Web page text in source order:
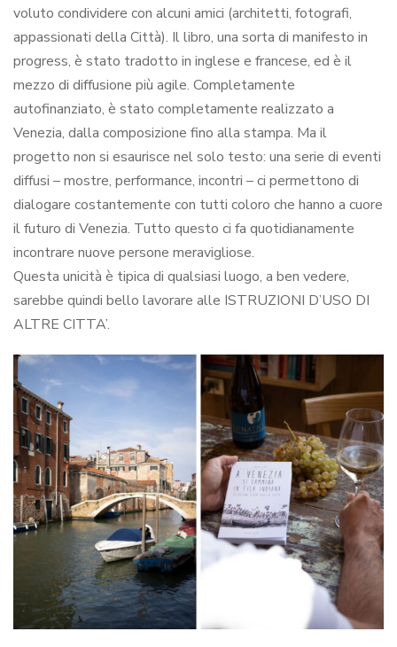
voluto condividere con alcuni amici (architetti, fotografi,
appassionati della Città). Il libro, una sorta di manifesto in
progress, è stato tradotto in inglese e francese, ed è il
mezzo di diffusione più agile. Completamente
autofinanziato, è stato completamente realizzato a
Venezia, dalla composizione fino alla stampa. Ma il
progetto non si esaurisce nel solo testo: una serie di eventi
diffusi – mostre, performance, incontri – ci permettono di
dialogare costantemente con tutti coloro che hanno a cuore
il futuro di Venezia. Tutto questo ci fa quotidianamente
incontrare nuove persone meravigliose.
Questa unicità è tipica di qualsiasi luogo, a ben vedere,
sarebbe quindi bello lavorare alle ISTRUZIONI D’USO DI
ALTRE CITTA’.